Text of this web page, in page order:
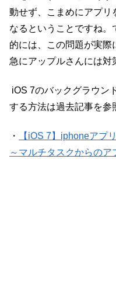
動せず、こまめにアプリ
なるということですね。
的には、この問題が実
急にアップルさんには対
iOS 7のバックグラウン
する方法は過去記事を参
・
【iOS 7】iphoneアプ
～マルチタスクからのア